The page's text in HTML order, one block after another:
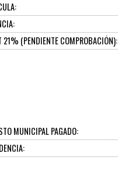
21% (PENDIENTE COMPROBACIÓN):
MUNICIPAL PAGADO: